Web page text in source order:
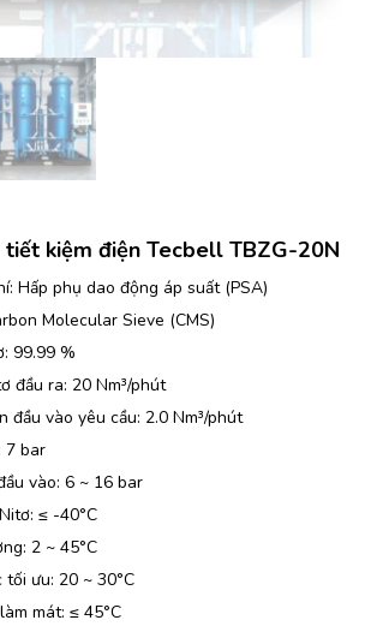
tiết kiệm điện Tecbell TBZG-20N
Hấp phụ dao động áp suất (PSA)
Molecular Sieve (CMS)
99.99 %
đầu ra: 20 Nm³/phút
đầu vào yêu cầu: 2.0 Nm³/phút
7 bar
vào: 6 ~ 16 bar
≤ -40°C
2 ~ 45°C
ưu: 20 ~ 30°C
mát: ≤ 45°C